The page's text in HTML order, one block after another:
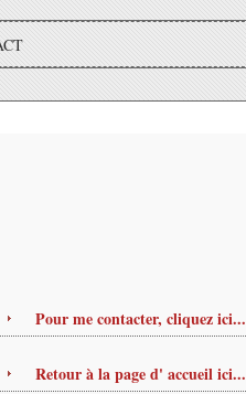
Pour me contacter, cliquez ici...
Retour à la page d' accueil ici...